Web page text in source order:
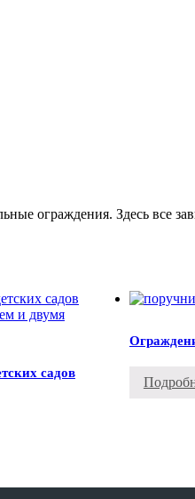
ограждения. Здесь все
садов